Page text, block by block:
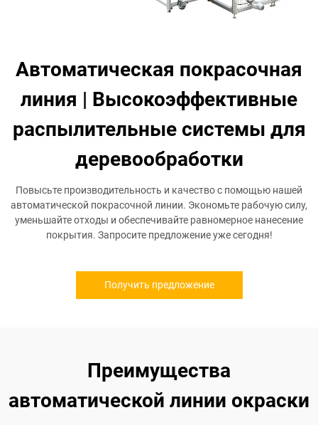
Автоматическая покрасочная
линия | Высокоэффективные
распылительные системы для
деревообработки
Повысьте производительность и качество с помощью нашей
автоматической покрасочной линии. Экономьте рабочую силу,
уменьшайте отходы и обеспечивайте равномерное нанесение
покрытия. Запросите предложение уже сегодня!
Получить предложение
Преимущества
автоматической линии окраски